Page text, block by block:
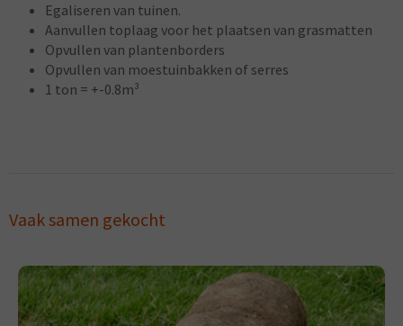
Egaliseren van tuinen.
Aanvullen toplaag voor het plaatsen van grasmatten
Opvullen van plantenborders
Opvullen van moestuinbakken of serres
1 ton = +-0.8m³
Vaak samen gekocht